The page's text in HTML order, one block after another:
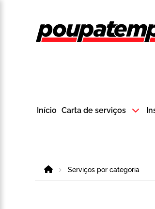
Início Carta de serviços
HomeServiços por categoria